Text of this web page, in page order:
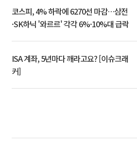
코스피, 4% 하락에 6270선 마감…삼전
·SK하닉 '와르르' 각각 6%·10%대 급락
ISA 계좌, 5년마다 깨라고요? [이슈크래
커]